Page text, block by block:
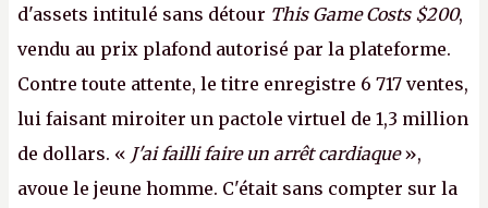
d'assets intitulé sans détour This Game Costs $200,
vendu au prix plafond autorisé par la plateforme.
Contre toute attente, le titre enregistre 6 717 ventes,
lui faisant miroiter un pactole virtuel de 1,3 million
de dollars. « J'ai failli faire un arrêt cardiaque»,
avoue le jeune homme. C'était sans compter sur la